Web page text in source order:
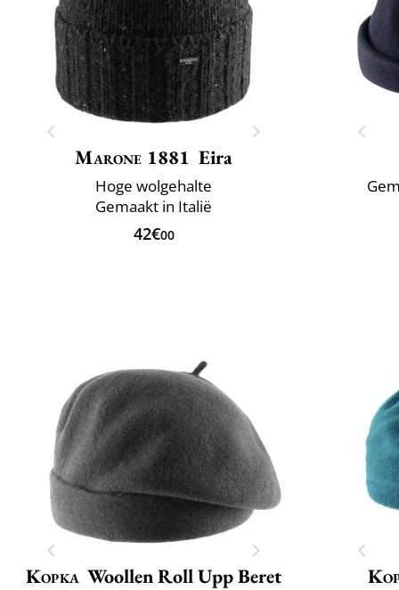
Marone 1881 Eira
Hoge wolgehalte
Gemaakt in Italië
42€00
Kopka Woollen Roll Upp Beret